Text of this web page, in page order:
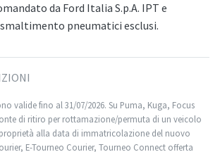
da Ford Italia S.p.A. IPT e
pneumatici esclusi.
valide fino al 31/07/2026. Su Puma, Kuga, Focus
di ritiro per rottamazione/permuta di un veicolo
alla data di immatricolazione del nuovo
E-Tourneo Courier, Tourneo Connect offerta